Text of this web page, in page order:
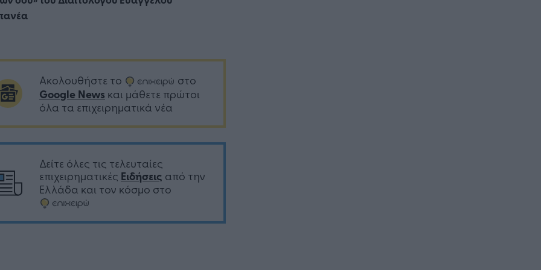
Ακολουθήστε το στο
Google News και μάθετε πρώτοι
όλα τα επιχειρηματικά νέα
Δείτε όλες τις τελευταίες
επιχειρηματικές Ειδήσεις από την
Ελλάδα και τον κόσμο στο